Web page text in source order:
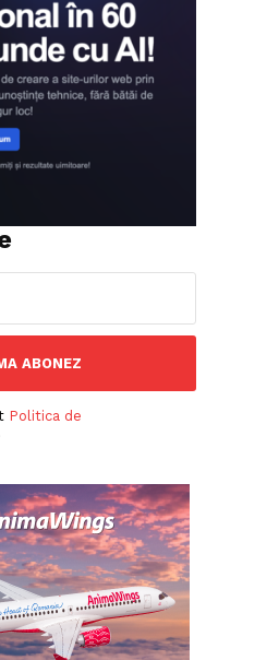
ABONEZ
Politica de